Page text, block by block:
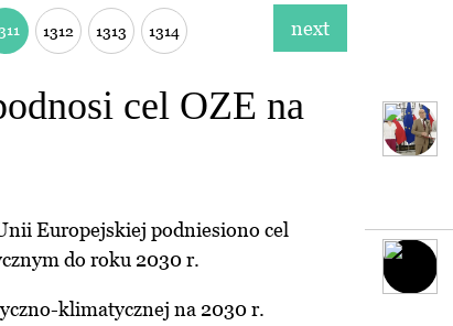
1312 1313 1314 next
cel OZE na
Europejskiej podniesiono cel
do roku 2030 r.
klimatycznej na 2030 r.